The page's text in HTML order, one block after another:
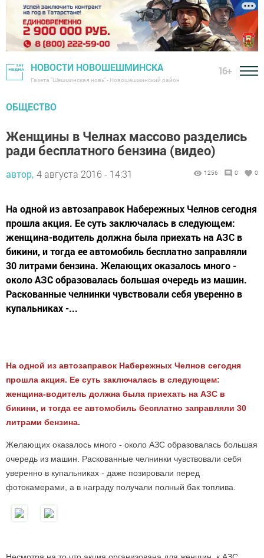
НОВОСТИ НОВОШЕШМИНСКА
Газета "Шешминская новь" - Новошешминский район
16+
ОБЩЕСТВО
Женщины в Челнах массово разделись
ради бесплатного бензина (видео)
автор, 4 августа 2016 - 14:31 1256 0 0
На одной из автозаправок Набережных Челнов сегодня
прошла акция. Ее суть заключалась в следующем:
женщина-водитель должна была приехать на АЗС в
бикини, и тогда ее автомобиль бесплатно заправляли
30 литрами бензина. Желающих оказалось много -
около АЗС образовалась большая очередь из машин.
Раскованные челнинки чувствовали себя уверенно в
купальниках -...
На одной из автозаправок Набережных Челнов сегодня
прошла акция. Ее суть заключалась в следующем:
женщина-водитель должна была приехать на АЗС в
бикини, и тогда ее автомобиль бесплатно заправляли 30
литрами бензина.
Желающих оказалось много - около АЗС образовалась большая
очередь из машин. Раскованные челнинки чувствовали себя
уверенно в купальниках - даже позировали перед
фотокамерами, а в награду получали полный бак топлива.